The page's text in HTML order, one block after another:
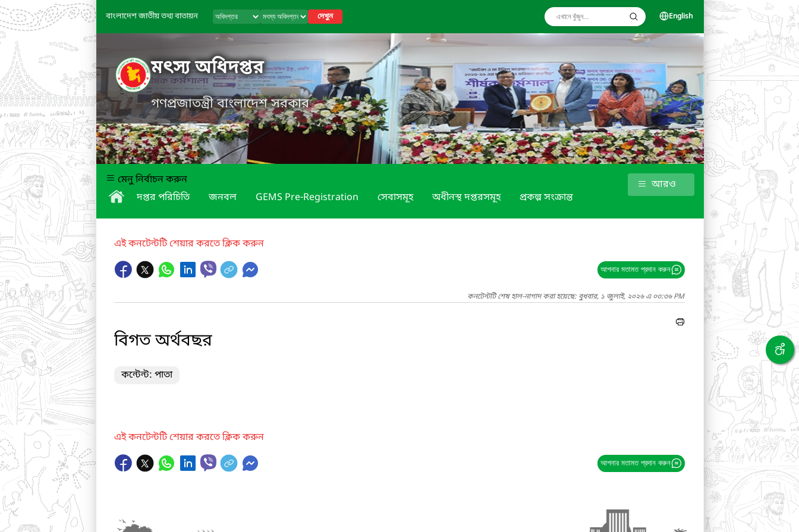
বাংলাদেশ জাতীয় তথ্য বাতায়ন দেখুন English
মৎস্য অধিদপ্তর
গণপ্রজাতন্ত্রী বাংলাদেশ সরকার
মেনু নির্বাচন করুন
দপ্তর পরিচিতি
জনবল GEMS Pre-Registration সেবাসমূহ অধীনস্থ দপ্তরসমূহ প্রকল্প সংক্রান্ত
আরও
এই কনটেন্টটি শেয়ার করতে ক্লিক করুন
আপনার মতামত প্রদান করুন
কনটেন্টটি শেষ হাল-নাগাদ করা হয়েছে: বুধবার, ১ জুলাই, ২০২৬ এ ০৩:৩৬ PM
বিগত অর্থবছর
কন্টেন্ট: পাতা
এই কনটেন্টটি শেয়ার করতে ক্লিক করুন
আপনার মতামত প্রদান করুন